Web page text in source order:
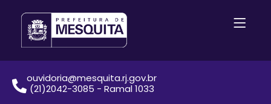
ouvidoria@mesquita.rj.gov.br
(21)2042-3085 - Ramal 1033